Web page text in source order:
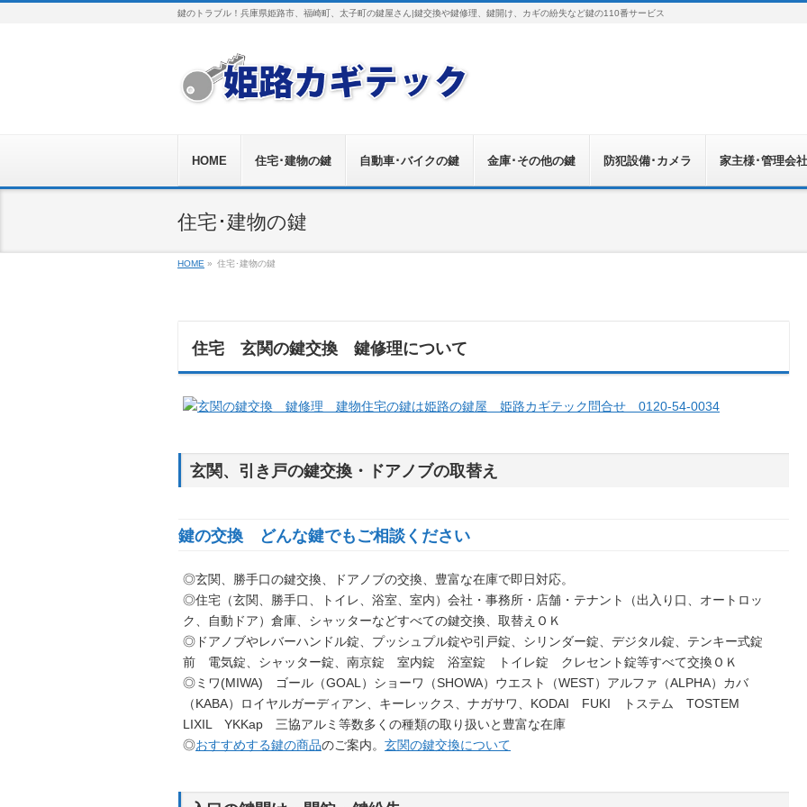
鍵のトラブル！兵庫県姫路市、福崎町、太子町の鍵屋さん|鍵交換や鍵修理、鍵開け、カギの紛失など鍵の110番サービス
HOME 住宅･建物の鍵 自動車･バイクの鍵 金庫･その他の鍵 防犯設備･カメラ 家主様･管理会
住宅･建物の鍵
HOME » 住宅･建物の鍵
住宅 玄関の鍵交換 鍵修理について
玄関、引き戸の鍵交換・ドアノブの取替え
鍵の交換 どんな鍵でもご相談ください
◎玄関、勝手口の鍵交換、ドアノブの交換、豊富な在庫で即日対応。
◎住宅（玄関、勝手口、トイレ、浴室、室内）会社・事務所・店舗・テナント（出入り口、オートロッ
ク、自動ドア）倉庫、シャッターなどすべての鍵交換、取替えＯＫ
◎ドアノブやレバーハンドル錠、プッシュプル錠や引戸錠、シリンダー錠、デジタル錠、テンキー式錠
前 電気錠、シャッター錠、南京錠 室内錠 浴室錠 トイレ錠 クレセント錠等すべて交換ＯＫ
◎ミワ(MIWA) ゴール（GOAL）ショーワ（SHOWA）ウエスト（WEST）アルファ（ALPHA）カバ
（KABA）ロイヤルガーディアン、キーレックス、ナガサワ、KODAI FUKI トステム TOSTEM
LIXIL YKKap 三協アルミ等数多くの種類の取り扱いと豊富な在庫
◎おすすめする鍵の商品のご案内。 玄関の鍵交換について